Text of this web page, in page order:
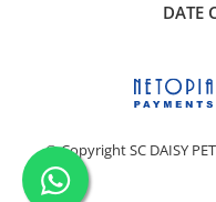
DATE
© Copyright SC DAISY